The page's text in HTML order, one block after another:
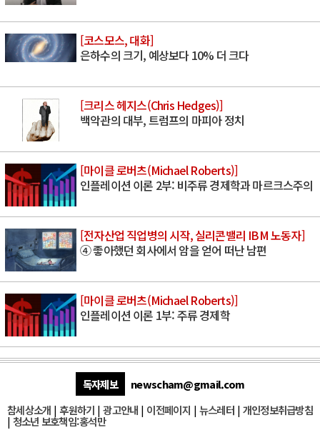
[코스모스, 대화]
은하수의 크기, 예상보다 10% 더 크다
[크리스 헤지스(Chris Hedges)]
백악관의 대부, 트럼프의 마피아 정치
[마이클 로버츠(Michael Roberts)]
인플레이션 이론 2부: 비주류 경제학과 마르크스주의
[전자산업 직업병의 시작, 실리콘밸리 IBM 노동자]
④ 좋아했던 회사에서 암을 얻어 떠난 남편
[마이클 로버츠(Michael Roberts)]
인플레이션 이론 1부: 주류 경제학
독자제보
newscham@gmail.com
참세상소개 | 후원하기 |광고안내 | 이전페이지 | 뉴스레터| 개인정보취급방침
| 청소년 보호책임:홍석만